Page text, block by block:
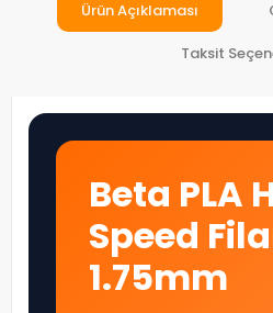
Ürün Açıklaması
Taksit
Beta PLA
Speed
1.75mm